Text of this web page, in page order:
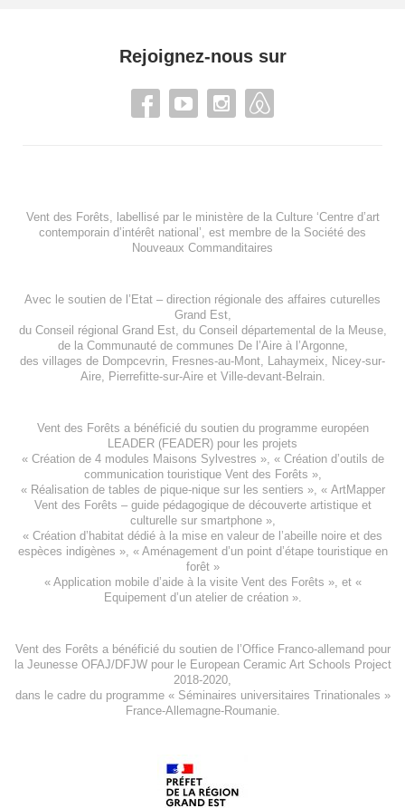
Rejoignez-nous sur
Vent des Forêts, labellisé par le ministère de la Culture ‘Centre d’art
contemporain d’intérêt national’, est membre de la Société des
Nouveaux Commanditaires
Avec le soutien de l’Etat – direction régionale des affaires cuturelles
Grand Est,
du Conseil régional Grand Est, du Conseil départemental de la Meuse,
de la Communauté de communes De l’Aire à l’Argonne,
des villages de Dompcevrin Fresnes-au-Mont Lahaymeix
Nicey-sur-
Aire, Pierrefitte-sur-Aireet Ville-devant-Belrain.
Vent des Forêts a bénéficié du soutien du programme européen
LEADER (FEADER) pour les projets
« Création de 4 modules Maisons Sylvestres », « Création d’outils de
communication touristique Vent des Forêts »,
« Réalisation de tables de pique-nique sur les sentiers », « ArtMapper
Vent des Forêts – guide pédagogique de découverte artistique et
culturelle sur smartphone »,
« Création d’habitat dédié à la mise en valeur de l’abeille noire et des
espèces indigènes », « Aménagement d’un point d’étape touristique en
forêt»
« Application mobile d’aide à la visite Vent des Forêts », et «
Equipement d’un atelier de création».
Vent des Forêts a bénéficié du soutien de l’Office Franco-allemand pour
la Jeunesse OFAJ/DFJWpour leEuropean Ceramic Art Schools Project
2018-2020
dans le cadre du programme « Séminaires universitaires Trinationales »
France-Allemagne-Roumanie.